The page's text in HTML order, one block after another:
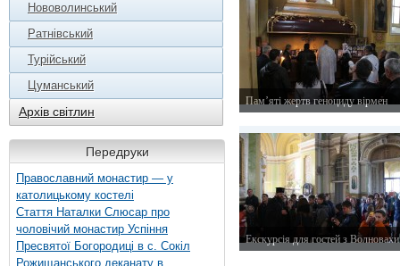
Нововолинський
Ратнівський
Турійський
Цуманський
Архів світлин
Передруки
Православний монастир — у
католицькому костелі
Стаття Наталки Слюсар про
чоловічий монастир Успіння
Пресвятої Богородиці в с. Сокіл
Рожищанського деканату в
Пам’яті жертв геноциду вірмен
Екскурсія для гостей з Волновахи